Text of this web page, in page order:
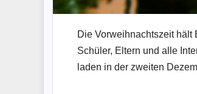
Die Vorweihnachtszeit hält
Schüler, Eltern und alle
laden in der zweiten